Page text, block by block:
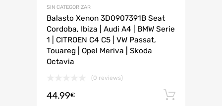
SIN CATEGORIZAR
Balasto Xenon 3D0907391B Seat
Cordoba, Ibiza | Audi A4 | BMW Serie
1 | CITROEN C4 C5 | VW Passat,
Touareg | Opel Meriva | Skoda
Octavia
(0 reviews)
44.99€